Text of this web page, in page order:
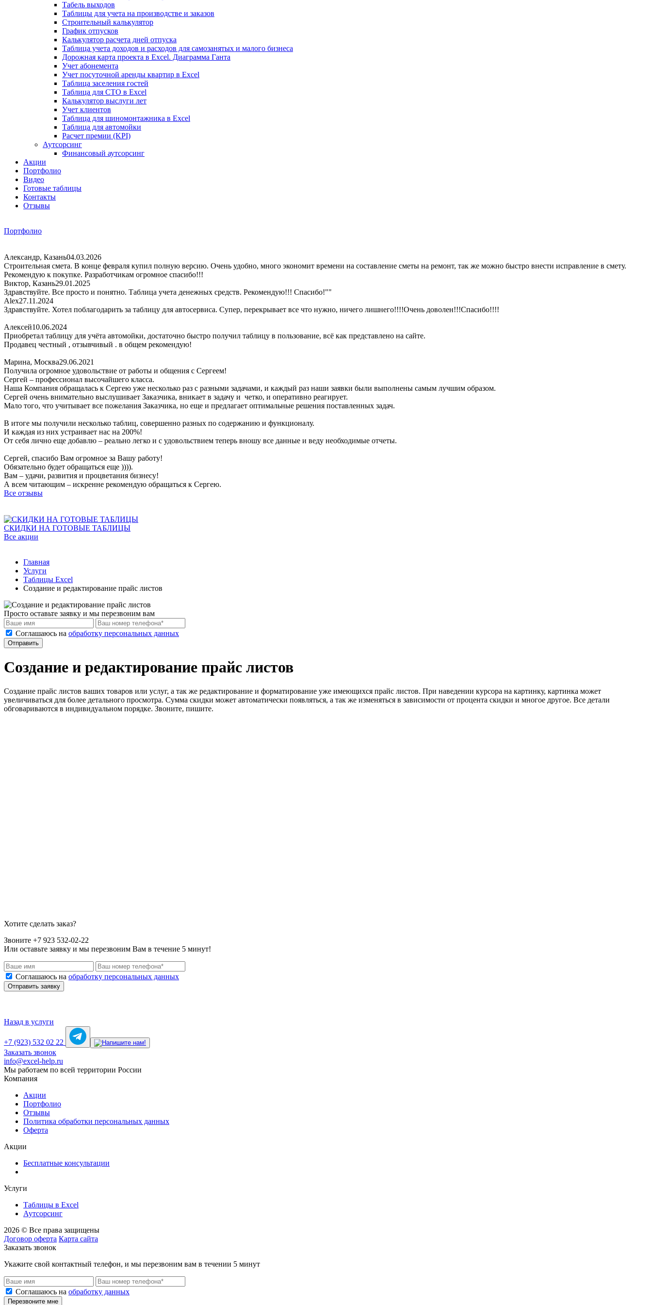
Табель выходов
Таблицы для учета на производстве и заказов
Строительный калькулятор
График отпусков
Калькулятор расчета дней отпуска
Таблица учета доходов и расходов для самозанятых и малого бизнеса
Дорожная карта проекта в Excel. Диаграмма Ганта
Учет абонемента
Учет посуточной аренды квартир в Excel
Таблица заселения гостей
Таблица для СТО в Excel
Калькулятор выслуги лет
Учет клиентов
Таблица для шиномонтажника в Excel
Таблица для автомойки
Расчет премии (KPI)
Аутсорсинг
Финансовый аутсорсинг
Акции
Портфолио
Видео
Готовые таблицы
Контакты
Отзывы
Портфолио
Александр, Казань04.03.2026
Строительная смета. В конце февраля купил полную версию. Очень удобно, много экономит времени на составление сметы на ремонт, так же можно быстро внести исправление в смету.
Рекомендую к покупке. Разработчикам огромное спасибо!!!
Виктор, Казань29.01.2025
Здравствуйте. Все просто и понятно. Таблица учета денежных средств. Рекомендую!!! Спасибо!""
Alex27.11.2024
Здравствуйте. Хотел поблагодарить за таблицу для автосервиса. Супер, перекрывает все что нужно, ничего лишнего!!!!Очень доволен!!!Спасибо!!!!
Алексей10.06.2024
Приобретал таблицу для учёта автомойки, достаточно быстро получил таблицу в пользование, всё как представлено на сайте.
Продавец честный , отзывчивый . в общем рекомендую!
Марина, Москва29.06.2021
Получила огромное удовольствие от работы и общения с Сергеем!
Сергей – профессионал высочайшего класса.
Наша Компания обращалась к Сергею уже несколько раз с разными задачами, и каждый раз наши заявки были выполнены самым лучшим образом.
Сергей очень внимательно выслушивает Заказчика, вникает в задачу и четко, и оперативно реагирует.
Мало того, что учитывает все пожелания Заказчика, но еще и предлагает оптимальные решения поставленных задач.
В итоге мы получили несколько таблиц, совершенно разных по содержанию и функционалу.
И каждая из них устраивает нас на 200%!
От себя лично еще добавлю – реально легко и с удовольствием теперь вношу все данные и веду необходимые отчеты.
Сергей, спасибо Вам огромное за Вашу работу!
Обязательно будет обращаться еще )))).
Вам – удачи, развития и процветания бизнесу!
А всем читающим – искренне рекомендую обращаться к Сергею.
Все отзывы
СКИДКИ НА ГОТОВЫЕ ТАБЛИЦЫ
Все акции
Главная
Услуги
Таблицы Excel
Создание и редактирование прайс листов
Просто оставьте заявку и мы перезвоним вам
Соглашаюсь на обработку персональных данных
Отправить
Создание и редактирование прайс листов
Создание прайс листов ваших товаров или услуг, а так же редактирование и форматирование уже имеющихся прайс листов. При наведении курсора на картинку, картинка может
увеличиваться для более детального просмотра. Сумма скидки может автоматически появляться, а так же изменяться в зависимости от процента скидки и многое другое. Все детали
обговариваются в индивидуальном порядке. Звоните, пишите.
Хотите сделать заказ?
Звоните +7 923 532-02-22
Или оставьте заявку и мы перезвоним Вам в течение 5 минут!
Соглашаюсь на обработку персональных данных
Отправить заявку
Назад в услуги
+7 (923) 532 02 22
Заказать звонок
info@excel-help.ru
Мы работаем по всей территории России
Компания
Акции
Портфолио
Отзывы
Политика обработки персональных данных
Оферта
Акции
Бесплатные консультации
Услуги
Таблицы в Excel
Аутсорсинг
2026 © Все права защищены
Договор оферта Карта сайта
Заказать звонок
Укажите свой контактный телефон, и мы перезвоним вам в течении 5 минут
Соглашаюсь на обработку данных
Перезвоните мне